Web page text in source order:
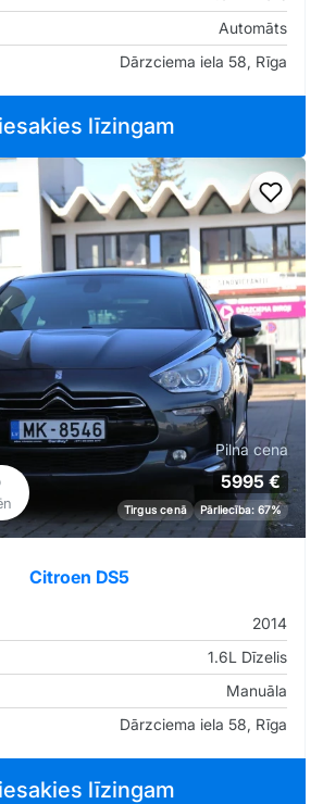
Automāts
Dārzciema iela 58, Rīga
līzingam
Pilna cena
5995 €
Tirgus cenā Pārliecība: 67%
Citroen DS5
2014
1.6L Dīzelis
Manuāla
Dārzciema iela 58, Rīga
līzingam